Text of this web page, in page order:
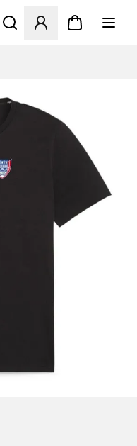
Åbner en Modal til at